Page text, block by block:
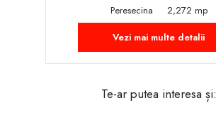
Peresecina
2,272 mp
Vezi mai multe detalii
Te-ar putea interesa și: